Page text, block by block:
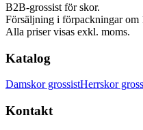
B2B-grossist för skor.
Försäljning i förpackningar om
Alla priser visas exkl. moms.
Katalog
Damskor grossistHerrskor
Kontakt